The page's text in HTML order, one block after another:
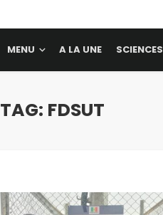
MENU A LA UNE SCIENCES
TAG: FDSUT